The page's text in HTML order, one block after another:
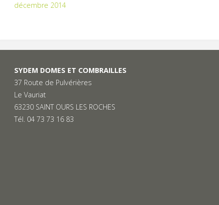
décembre 2014
SYDEM DOMES ET COMBRAILLES
37 Route de Pulvérières
Le Vauriat
63230 SAINT OURS LES ROCHES
Tél. 04 73 73 16 83